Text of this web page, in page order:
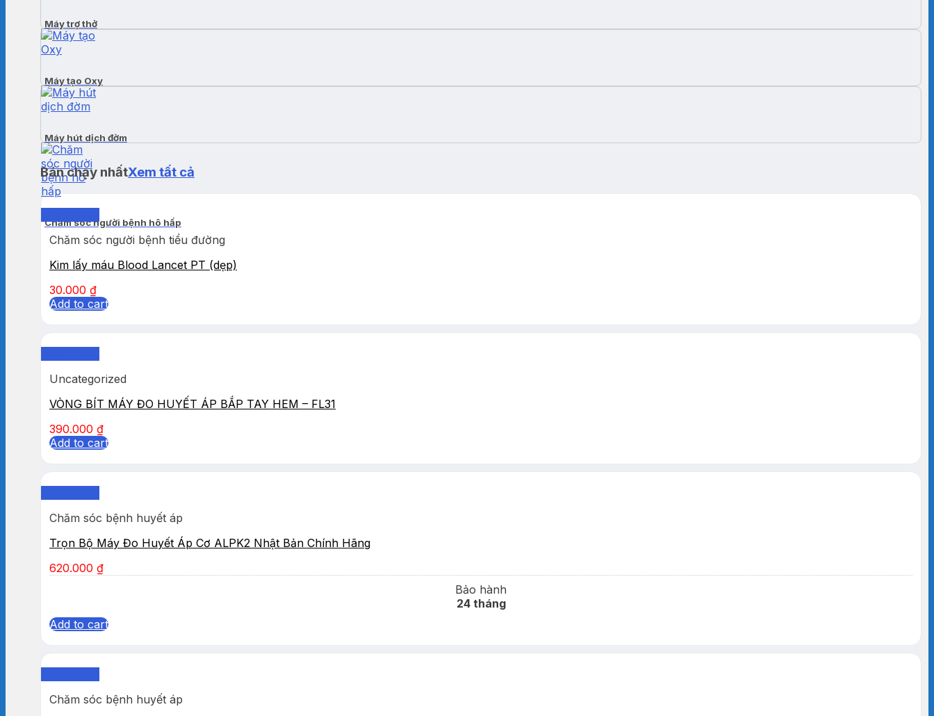
Máy trợ thở
Máy tạo Oxy
Máy hút dịch đờm
Chăm sóc người bệnh hô hấp
Bán chạy nhấtXem tất cả
Chăm sóc người bệnh tiểu đường
Kim lấy máu Blood Lancet PT (dẹp)
30.000 ₫
Add to cart
Uncategorized
VÒNG BÍT MÁY ĐO HUYẾT ÁP BẮP TAY HEM – FL31
390.000 ₫
Add to cart
Chăm sóc bệnh huyết áp
Trọn Bộ Máy Đo Huyết Áp Cơ ALPK2 Nhật Bản Chính Hãng
620.000 ₫
Bảo hành
24 tháng
Add to cart
Chăm sóc bệnh huyết áp